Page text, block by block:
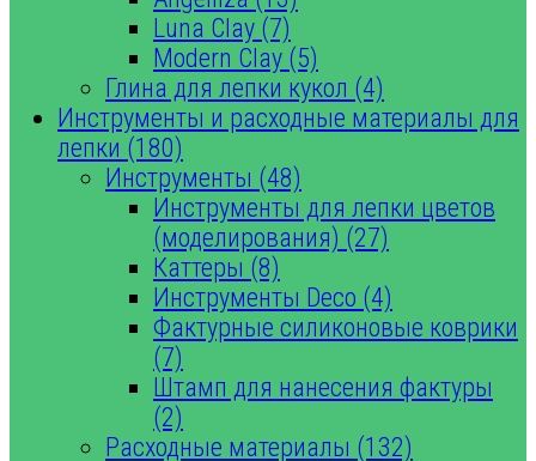
Luna Clay (7)
Modern Clay (5)
Глина для лепки кукол (4)
Инструменты и расходные материалы для
лепки (180)
Инструменты (48)
Инструменты для лепки цветов
(моделирования) (27)
Каттеры (8)
Инструменты Deco (4)
Фактурные силиконовые коврики
(7)
Штамп для нанесения фактуры
(2)
Расходные материалы (132)